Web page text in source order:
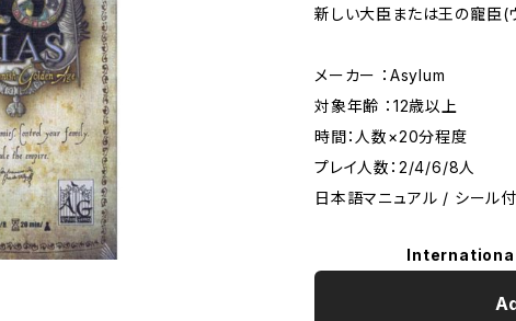
新しい大臣または王の寵臣(
メーカー ：Asylum
対象年齢 ：12歳以上
時間：人数×20分程度
プレイ人数：2/4/6/8人
日本語マニュアル / シール